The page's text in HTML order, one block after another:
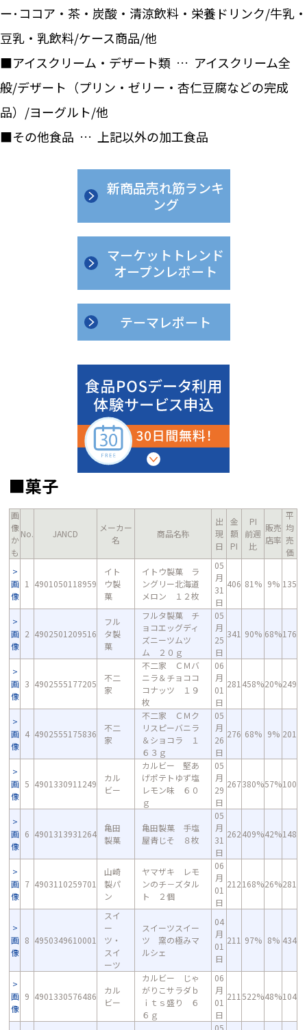
ー･ココア・茶・炭酸・清涼飲料・栄養ドリンク/牛乳・
豆乳・乳飲料/ケース商品/他
■アイスクリーム・デザート類 … アイスクリーム全
般/デザート（プリン・ゼリー・杏仁豆腐などの完成
品）/ヨーグルト/他
■その他食品 … 上記以外の加工食品
新商品売れ筋ランキ
ング
マーケットトレンド
オープンレポート
テーマレポート
■菓子
画
像
か
も
No. JANCD
メーカー
名
商品名称
出
現
日
金
額
PI
PI
前週
比
販売
店率
平
均
売
価
画
像
1 4901050118959
イト
ウ製
菓
イトウ製菓 ラ
ングリー北海道
メロン １２枚
05
月
31
日
406 81% 9% 135
画
像
2 4902501209516
フル
タ製
菓
フルタ製菓 チ
ョコエッグディ
ズニーツムツ
ム ２０ｇ
05
月
25
日
341 90% 68%176
画
像
3 4902555177205
不二
家
不二家 ＣＭバ
ニラ＆チョココ
コナッツ １９
枚
06
月
01
日
281 458%20%249
画
像
4 4902555175836
不二
家
不二家 ＣＭク
リスピーバニラ
＆ショコラ １
６３ｇ
05
月
26
日
276 68% 9% 201
画
像
5 4901330911249
カル
ビー
カルビー 堅あ
げポテトゆず塩
レモン味 ６０
ｇ
05
月
29
日
267380%57%100
画
像
6 4901313931264
亀田
製菓
亀田製菓 手塩
屋青じそ ８枚
05
月
31
日
262409%42%148
画
像
7 4903110259701
山崎
製パ
ン
ヤマザキ レモ
ンのチ－ズタル
ト ２個
06
月
01
日
212168%26%281
画
像
8 4950349610001
スイ
ー
ツ・
スイ
ーツ
スイーツスイー
ツ 窯の極みマ
ルシェ
04
月
01
日
211 97% 8% 434
画
像
9 4901330576486
カル
ビー
カルビー じゃ
がりこサラダｂ
ｉｔｓ盛り ６
６ｇ
06
月
01
日
211 522%48%104
05